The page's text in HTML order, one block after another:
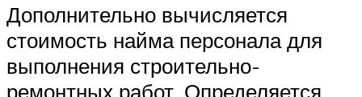
Дополнительно вычисляется
стоимость найма персонала для
выполнения строительно-
ремонтных работ. Определяется